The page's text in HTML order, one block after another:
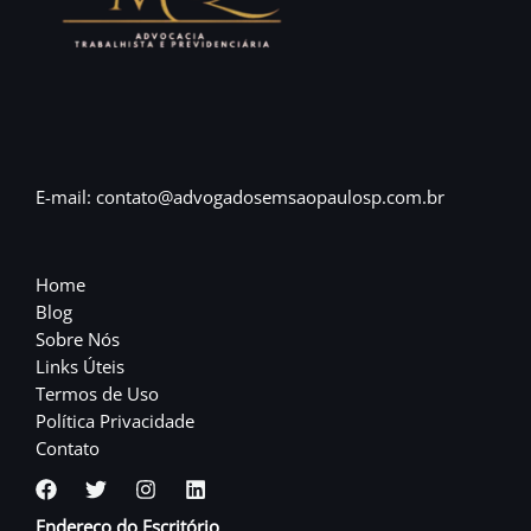
E-mail: contato@advogadosemsaopaulosp.com.br
Home
Blog
Sobre Nós
Links Úteis
Termos de Uso
Política Privacidade
Contato